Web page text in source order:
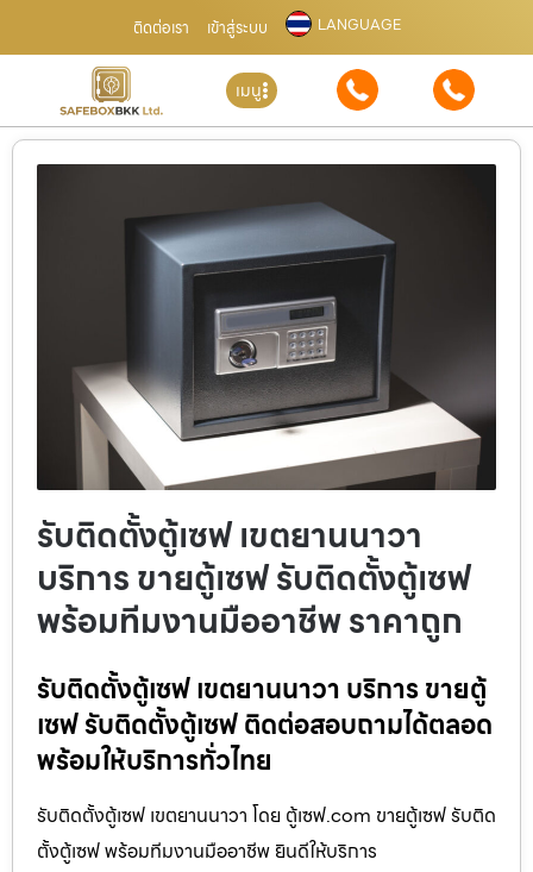
ติดต่อเรา เข้าสู่ระบบ LANGUAGE
เมนู
รับติดตั้งตู้เซฟ เขตยานนาวา
บริการ ขายตู้เซฟ รับติดตั้งตู้เซฟ
พร้อมทีมงานมืออาชีพ ราคาถูก
รับติดตั้งตู้เซฟ เขตยานนาวา บริการ ขายตู้
เซฟ รับติดตั้งตู้เซฟ ติดต่อสอบถามได้ตลอด
พร้อมให้บริการทั่วไทย
รับติดตั้งตู้เซฟ เขตยานนาวา โดย ตู้เซฟ.com ขายตู้เซฟ รับติด
ตั้งตู้เซฟ พร้อมทีมงานมืออาชีพ ยินดีให้บริการ